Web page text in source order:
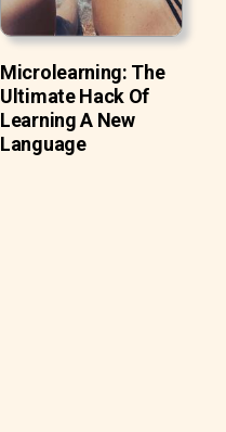
Microlearning: The
Ultimate Hack Of
Learning A New
Language